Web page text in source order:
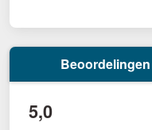
Beoordelingen
5,0